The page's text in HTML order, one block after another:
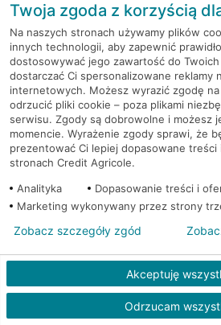
Bielany Wrocławskie, ul.
Wrocławska 7
Bielany Wrocławskie,
Wrocławska 22
Bielawa, pl. Wolnosci 5
Bielawa, ul. 1 Maja 34 Bankomat
Bielawa, ul. Lipowa 3 Bankomat
Bielsko Biała, 11 Listopada
Twoja zgoda z korzyścią
Na naszych stronach używamy plików
innych technologii, aby zapewnić
dostosowywać jego zawartość do
dostarczać Ci spersonalizowane reklamy
internetowych. Możesz wyrazić zgodę
odrzucić pliki cookie – poza plikami
serwisu. Zgody są dobrowolne i możesz
momencie. Wyrażenie zgody sprawi, że
prezentować Ci lepiej dopasowane
stronach Credit Agricole.
Analityka
Dopasowanie treści i
Marketing wykonywany przez strony
Akceptuję
Odrzucam
Zobacz szczegóły zgód